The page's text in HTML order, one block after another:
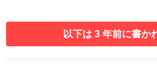
以下は 3 年前に書か